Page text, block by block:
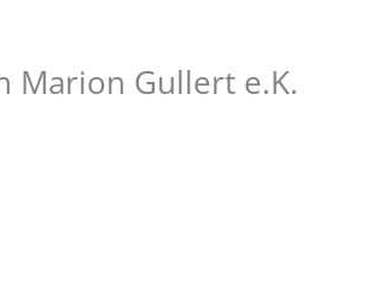
Marion Gullert e.K.